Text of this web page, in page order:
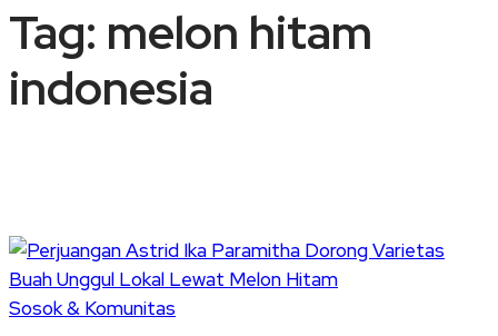
Tag: melon hitam
indonesia
Sosok & Komunitas